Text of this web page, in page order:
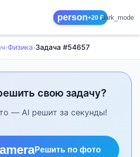
person+20 ₽dark_mode
›Физика›Задача #54657
свою задачу?
— AI решит за секунды!
Решить по фото